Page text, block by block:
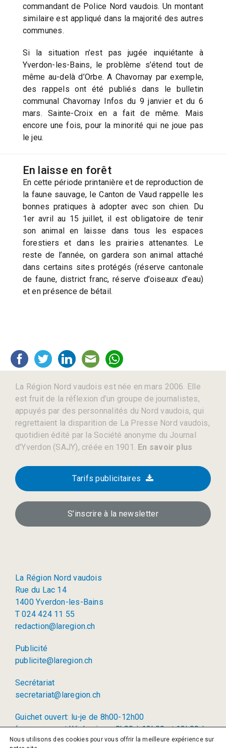
commandant de Police Nord vaudois. Un montant
similaire est appliqué dans la majorité des autres
communes.
Si la situation n’est pas jugée inquiétante à
Yverdon-les-Bains, le problème s’étend tout de
même au-delà d’Orbe. A Chavornay par exemple,
des rappels ont été publiés dans le bulletin
communal Chavornay Infos du 9 janvier et du 6
mars. Sainte-Croix en a fait de même. Mais
encore une fois, pour la minorité qui ne joue pas
le jeu.
En laisse en forêt
En cette période printanière et de reproduction de
la faune sauvage, le Canton de Vaud rappelle les
bonnes pratiques à adopter avec son chien. Du
1er avril au 15 juillet, il est obligatoire de tenir
son animal en laisse dans tous les espaces
forestiers et dans les prairies attenantes. Le
reste de l’année, on gardera son animal attaché
dans certains sites protégés (réserve cantonale
de faune, district franc, réserve d’oiseaux d’eau)
et en présence de bétail.
La Région Nord vaudois est née en mars 2006. Elle
est fruit de la réflexion d’un groupe de journalistes,
appuyés par des personnalités du Nord vaudois, qui
regrettaient la disparition de La Presse Nord vaudois,
quotidien édité par la Société anonyme du Journal
d’Yverdon (SAJY), créée en 1901. En savoir plus
Tarifs publicitaires
S’inscrire à la newsletter
La Région Nord vaudois
Rue du Lac 14
1400 Yverdon-les-Bains
T 024 424 11 55
redaction@laregion.ch
Publicité
publicite@laregion.ch
Secrétariat
secretariat@laregion.ch
Guichet ouvert: lu-je de 8h00-12h00
(permanence téléphonique: 8h00 à 12h00 et 13h00 à
17h00)
Nous utilisons des cookies pour vous offrir la meilleure expérience sur